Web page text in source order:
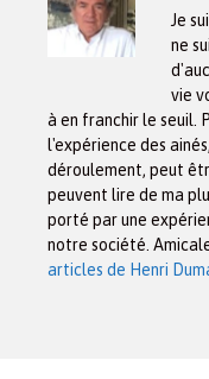
Je
ne
vie
à en franchir le seuil.
l'expérience des
déroulement, peut
peuvent lire de ma
porté par une
notre société.
articles de Henri